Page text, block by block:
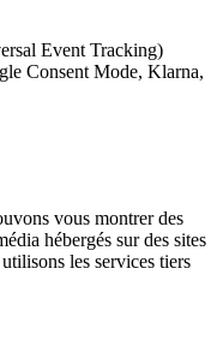
Event Tracking)
Consent Mode, Klarna,
vous montrer des
hébergés sur des sites
les services tiers